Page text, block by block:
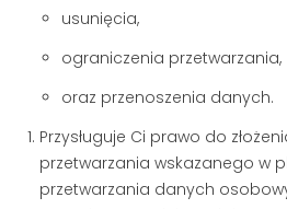
usunięcia,
ograniczenia przetwarzania,
oraz przenoszenia danych.
Przysługuje Ci prawo do
przetwarzania wskazanego w
przetwarzania danych